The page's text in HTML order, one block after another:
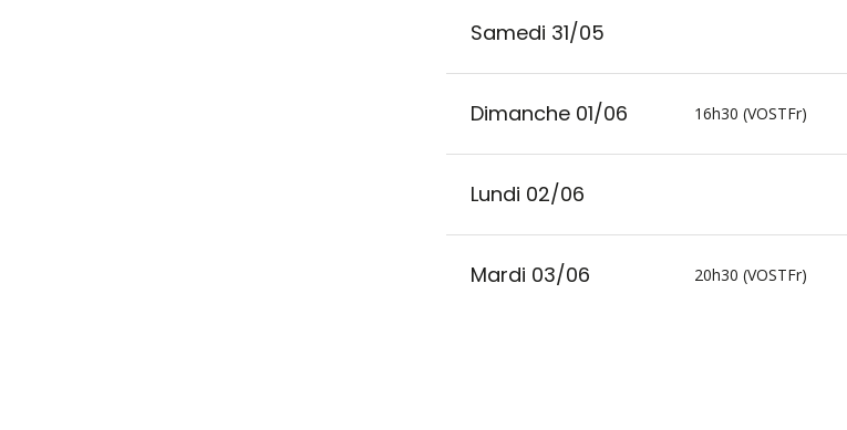
Samedi 31/05
Dimanche 01/06 16h30 (VOSTFr)
Lundi 02/06
Mardi 03/06 20h30 (VOSTFr)